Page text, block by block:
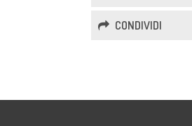
CONDIVIDI